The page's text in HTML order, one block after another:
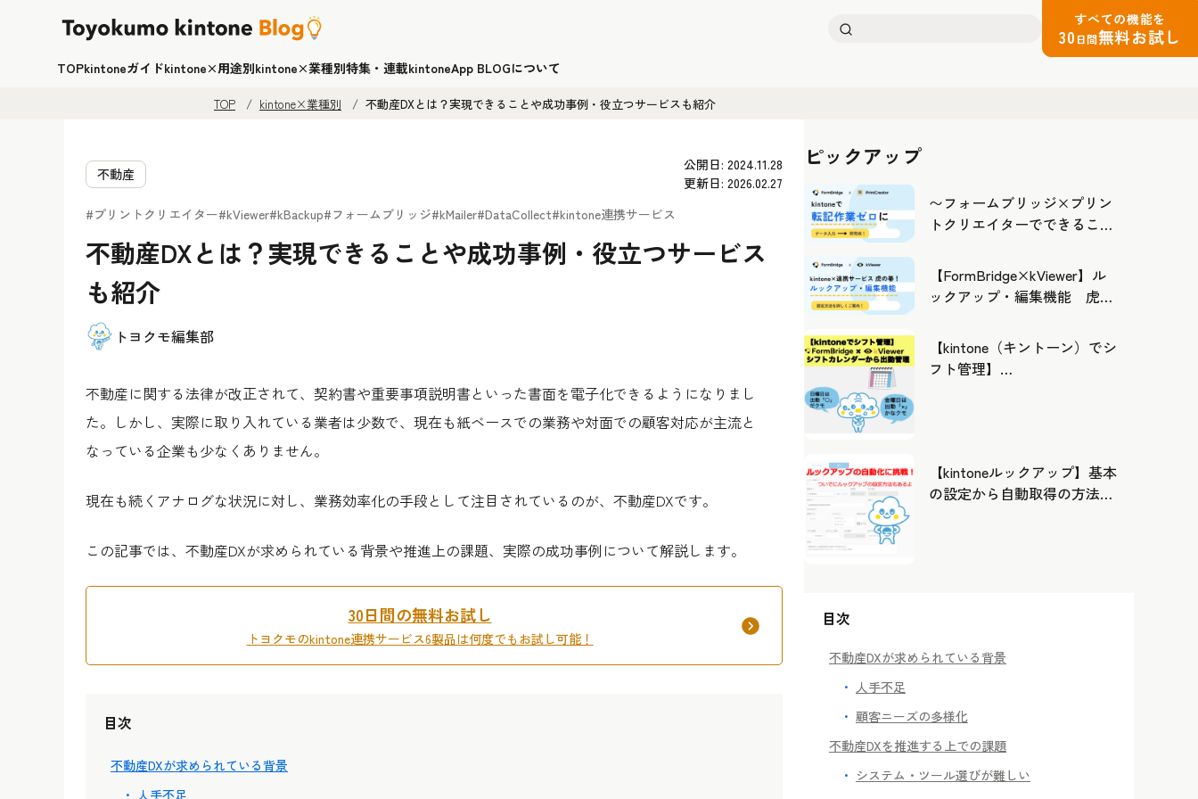
検
すべての機能を
30 日間無料お試し
TOPkintoneガイドkintone×用途別kintone×業種別特集・連載kintoneApp BLOGについて
TOP kintone×業種別 不動産DXとは？実現できることや成功事例・役立つサービスも紹介
不動産
公開日: 2024.11.28
更新日: 2026.02.27
#プリントクリエイター#kViewer#kBackup#フォームブリッジ#kMailer#DataCollect#kintone連携サービス
不動産DXとは？実現できることや成功事例・役立つサービス
も紹介
トヨクモ編集部
不動産に関する法律が改正されて、契約書や重要事項説明書といった書面を電子化できるようになりまし
た。しかし、実際に取り入れている業者は少数で、現在も紙ベースでの業務や対面での顧客対応が主流と
なっている企業も少なくありません。
現在も続くアナログな状況に対し、業務効率化の手段として注目されているのが、不動産DXです。
この記事では、不動産DXが求められている背景や推進上の課題、実際の成功事例について解説します。
30日間の無料お試し
トヨクモのkintone連携サービス6製品は何度でもお試し可能！
目次
不動産DXが求められている背景
人手不足
ピックアップ
〜フォームブリッジ×プリン
トクリエイターでできるこ
よう
【FormBridge×kViewer】ル
ックアップ・編集機能 虎の
【kintone（キントーン）でシ
フト管理】
【kintoneルックアップ】基本
の設定から自動取得の方法ま
目次
不動産DXが求められている背景
人手不足
顧客ニーズの多様化
不動産DXを推進する上での課題
システム・ツール選びが難しい